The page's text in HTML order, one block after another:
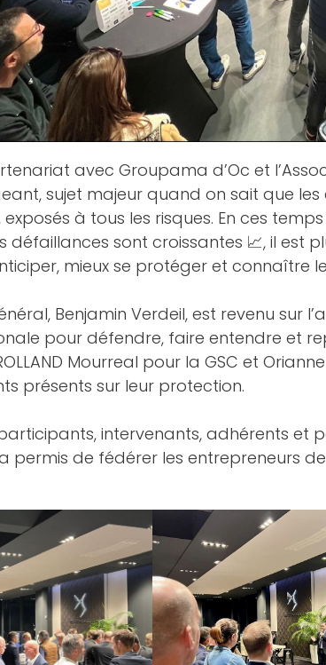
avec Groupama d’Oc et l’
sujet majeur quand on sait que
à tous les risques. En ces
défaillances sont croissantes 📈, il est
mieux se protéger et connaître
Benjamin Verdeil, est revenu sur
pour défendre, faire entendre et
Mourreal pour la GSC et
présents sur leur protection.
intervenants, adhérents et
permis de fédérer les entrepreneurs